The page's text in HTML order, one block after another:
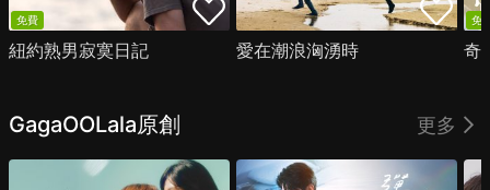
免費
紐約熟男寂寞日記 愛在潮浪洶湧時
免
奇
GagaOOLala原創 更多